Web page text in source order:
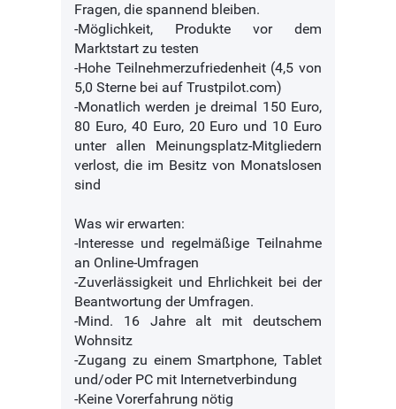
Fragen, die spannend bleiben.
-Möglichkeit, Produkte vor dem
Marktstart zu testen
-Hohe Teilnehmerzufriedenheit (4,5 von
5,0 Sterne bei auf Trustpilot.com)
-Monatlich werden je dreimal 150 Euro,
80 Euro, 40 Euro, 20 Euro und 10 Euro
unter allen Meinungsplatz-Mitgliedern
verlost, die im Besitz von Monatslosen
sind
Was wir erwarten:
-Interesse und regelmäßige Teilnahme
an Online-Umfragen
-Zuverlässigkeit und Ehrlichkeit bei der
Beantwortung der Umfragen.
-Mind. 16 Jahre alt mit deutschem
Wohnsitz
-Zugang zu einem Smartphone, Tablet
und/oder PC mit Internetverbindung
-Keine Vorerfahrung nötig